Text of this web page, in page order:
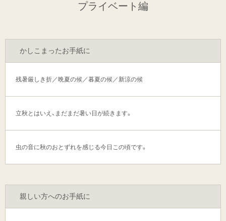
プライベート編
かしこまったお手紙に
残暑厳しき折／晩夏の候／暮夏の候／新涼の候
立秋とはいえ、まだまだ暑い日が続きます。
虫の音に秋のおとずれを感じる今日この頃です。
親しい方へのお手紙に